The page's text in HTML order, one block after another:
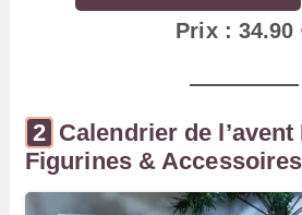
Prix : 34.90
Calendrier de
Figurines &